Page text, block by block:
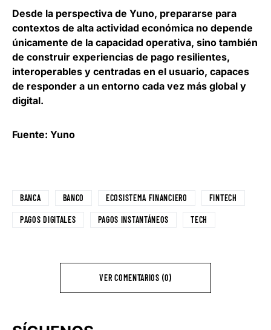
Desde la perspectiva de Yuno, prepararse para
contextos de alta actividad económica no depende
únicamente de la capacidad operativa, sino también
de construir experiencias de pago resilientes,
interoperables y centradas en el usuario, capaces
de responder a un entorno cada vez más global y
digital.
Fuente: Yuno
BANCA BANCO ECOSISTEMA FINANCIERO FINTECH
PAGOS DIGITALES PAGOS INSTANTÁNEOS TECH
VER COMENTARIOS (0)